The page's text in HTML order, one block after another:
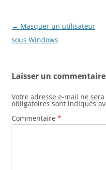
Navigation
des
← Masquer un utilisateur
sous Windows
Laisser un commentaire
Votre adresse e-mail ne
obligatoires sont indiqués
Commentaire *